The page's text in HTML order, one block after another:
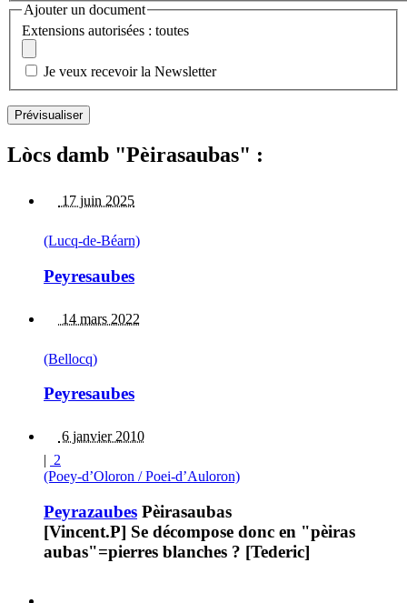
Ajouter un document
Extensions autorisées : toutes
Je veux recevoir la Newsletter
Lòcs damb "Pèirasaubas" :
17 juin 2025
(Lucq-de-Béarn)
Peyresaubes
14 mars 2022
(Bellocq)
Peyresaubes
6 janvier 2010
| 2
(Poey-d’Oloron / Poei-d’Auloron)
Peyrazaubes Pèirasaubas
[Vincent.P] Se décompose donc en "pèiras
aubas"=pierres blanches ? [Tederic]